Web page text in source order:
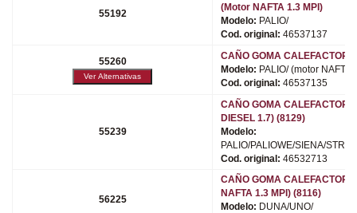
55192
(Motor NAFTA 1.3 MPI)
Modelo: PALIO/
Cod. original: 46537137
55260
CAÑO GOMA CALEFACTOR
Modelo: PALIO/ (motor NAFTA
Cod. original: 46537135
55239
CAÑO GOMA CALEFACTOR
DIESEL 1.7) (8129)
Modelo:
PALIO/PALIOWE/SIENA/
Cod. original: 46532713
56225
CAÑO GOMA CALEFACTOR
NAFTA 1.3 MPI) (8116)
Modelo: DUNA/UNO/